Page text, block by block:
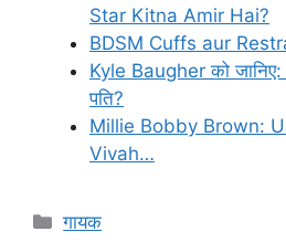
Star Kitna Amir Hai?
BDSM Cuffs aur
Kyle Baugher को
पति?
Millie Bobby Brown:
Vivah…
Categories
गायक